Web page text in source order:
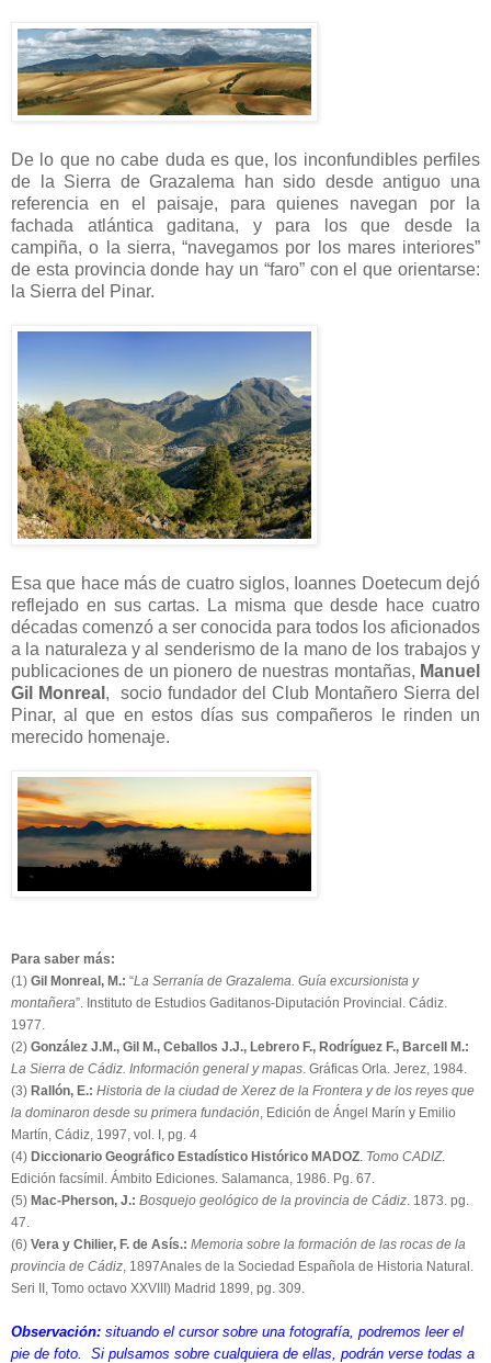
De lo que no cabe duda es que, los inconfundibles perfiles
de la Sierra de Grazalema han sido desde antiguo una
referencia en el paisaje, para quienes navegan por la
fachada atlántica gaditana, y para los que desde la
campiña, o la sierra, “navegamos por los mares interiores”
de esta provincia donde hay un “faro” con el que orientarse:
la Sierra del Pinar.
Esa que hace más de cuatro siglos, Ioannes Doetecum dejó
reflejado en sus cartas. La misma que desde hace cuatro
décadas comenzó a ser conocida para todos los aficionados
a la naturaleza y al senderismo de la mano de los trabajos y
publicaciones de un pionero de nuestras montañas, Manuel
Gil Monreal , socio fundador del Club Montañero Sierra del
Pinar, al que en estos días sus compañeros le rinden un
merecido homenaje.
Para saber más:
(1) Gil Monreal, M.: “La Serranía de Grazalema. Guía excursionista y
montañera”. Instituto de Estudios Gaditanos-Diputación Provincial. Cádiz.
1977.
(2) González J.M., Gil M., Ceballos J.J., Lebrero F., Rodríguez F., Barcell M.:
La Sierra de Cádiz. Información general y mapas. Gráficas Orla. Jerez, 1984.
(3) Rallón, E.: Historia de la ciudad de Xerez de la Frontera y de los reyes que
la dominaron desde su primera fundación, Edición de Ángel Marín y Emilio
Martín, Cádiz, 1997, vol. I, pg. 4
(4) Diccionario Geográfico Estadístico Histórico MADOZ. Tomo CADIZ.
Edición facsímil. Ámbito Ediciones. Salamanca, 1986. Pg. 67.
(5) Mac-Pherson, J.: Bosquejo geológico de la provincia de Cádiz. 1873. pg.
47.
(6) Vera y Chilier, F. de Asís.: Memoria sobre la formación de las rocas de la
provincia de Cádiz, 1897Anales de la Sociedad Española de Historia Natural.
Seri II, Tomo octavo XXVIII) Madrid 1899, pg. 309.
Observación: situando el cursor sobre una fotografía, podremos leer el
pie de foto. Si pulsamos sobre cualquiera de ellas, podrán verse todas a